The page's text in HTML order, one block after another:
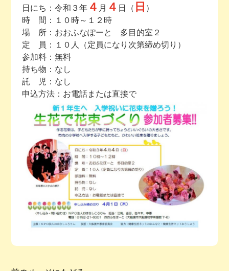
活動場所のご案内
ファンクラブのご案内
日にち：令和３年４ 月 ４ 日（ 日 ）
時 間：１０時～１２時
場 所：おおふなぽーと 多目的室２
定 員：１０人（定員になり次第締め切り）
参加料：無料
持ち物：なし
託 児：なし
申込方法：お電話または直接で